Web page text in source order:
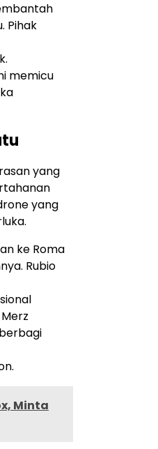
Pihak
memicu
yang
yang
ke Roma
Rubio
Minta